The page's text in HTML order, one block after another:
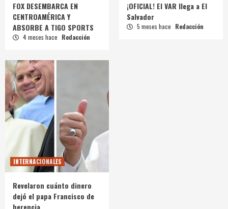
FOX DESEMBARCA EN
CENTROAMÉRICA Y
ABSORBE A TIGO SPORTS
4 meses hace Redacción
¡OFICIAL! El VAR llega a El
Salvador
5 meses hace Redacción
INTERNACIONALES
Revelaron cuánto dinero
dejó el papa Francisco de